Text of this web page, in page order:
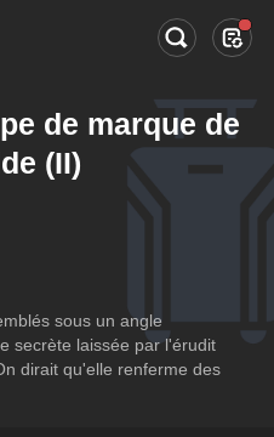
de marque de
(II)
sous un angle
secrète laissée par l'érudit
dirait qu'elle renferme des